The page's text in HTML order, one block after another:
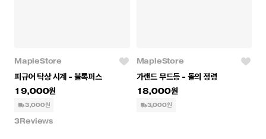
MapleStore
피규어 탁상 시계 - 블록퍼스
19,000
3,000원
Reviews
3
MapleStore
가랜드 무드등 - 돌의 정령
18,000
3,000원